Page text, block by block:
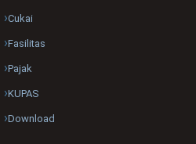
Cukai
Fasilitas
Pajak
KUPAS
Download